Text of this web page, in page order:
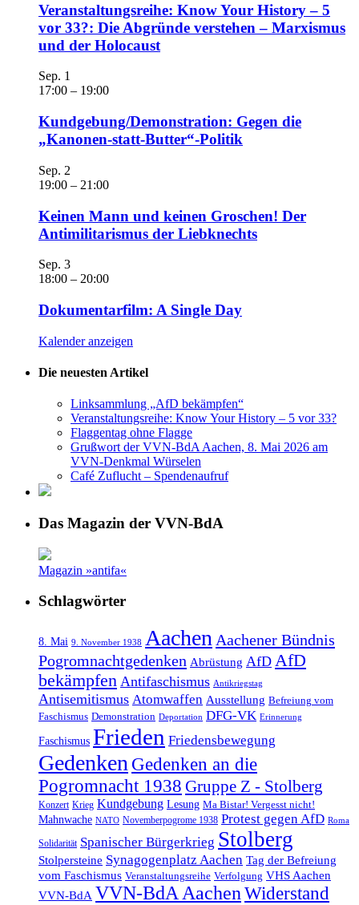
Veranstaltungsreihe: Know Your History – 5
vor 33?: Die Abgründe verstehen – Marxismus
und der Holocaust
Sep. 1
17:00 – 19:00
Kundgebung/Demonstration: Gegen die
„Kanonen-statt-Butter“-Politik
Sep. 2
19:00 – 21:00
Keinen Mann und keinen Groschen! Der
Antimilitarismus der Liebknechts
Sep. 3
18:00 – 20:00
Dokumentarfilm: A Single Day
Kalender anzeigen
Die neuesten Artikel
Linksammlung „AfD bekämpfen“
Veranstaltungsreihe: Know Your History – 5 vor 33?
Flaggentag ohne Flagge
Grußwort der VVN-BdA Aachen, 8. Mai 2026 am
VVN-Denkmal Würselen
Café Zuflucht – Spendenaufruf
Das Magazin der VVN-BdA
Magazin »antifa«
Schlagwörter
8. Mai 9. November 1938 Aachen Aachener Bündnis
Pogromnachtgedenken Abrüstung AfD AfD
bekämpfen Antifaschismus Antikriegstag
Antisemitismus Atomwaffen Ausstellung Befreiung vom
Faschismus Demonstration Deportation DFG-VK Erinnerung
Faschismus Frieden Friedensbewegung
Gedenken Gedenken an die
Pogromnacht 1938 Gruppe Z - Stolberg
Konzert Krieg Kundgebung Lesung Ma Bistar! Vergesst nicht!
Mahnwache NATO Novemberpogrome 1938 Protest gegen AfD Roma
Solidarität Spanischer Bürgerkrieg Stolberg
Stolpersteine Synagogenplatz Aachen Tag der Befreiung
vom Faschismus Veranstaltungsreihe Verfolgung VHS Aachen
VVN-BdA VVN-BdA AachenWiderstand